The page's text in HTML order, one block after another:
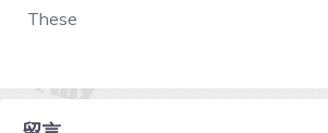
These